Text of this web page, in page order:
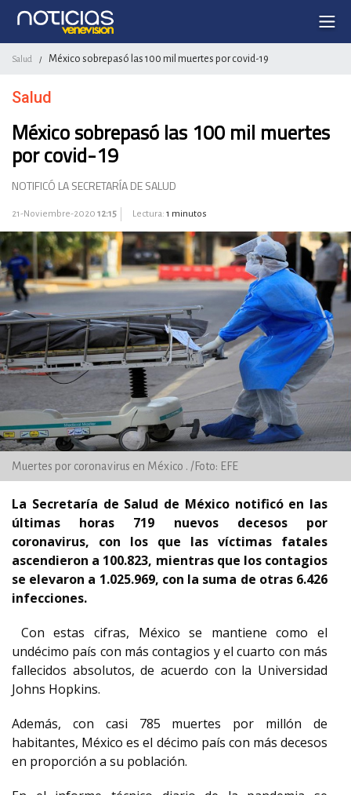
Salud / México sobrepasó las 100 mil muertes por covid-19
Salud
México sobrepasó las 100 mil muertes
por covid-19
NOTIFICÓ LA SECRETARÍA DE SALUD
21-Noviembre-2020 12:15 Lectura: 1 minutos
Muertes por coronavirus en México . /Foto: EFE
La Secretaría de Salud de México notificó en las
últimas horas 719 nuevos decesos por
coronavirus, con los que las víctimas fatales
ascendieron a 100.823, mientras que los contagios
se elevaron a 1.025.969, con la suma de otras 6.426
infecciones.
Con estas cifras, México se mantiene como el
undécimo país con más contagios y el cuarto con más
fallecidos absolutos, de acuerdo con la Universidad
Johns Hopkins.
Además, con casi 785 muertes por millón de
habitantes, México es el décimo país con más decesos
en proporción a su población.